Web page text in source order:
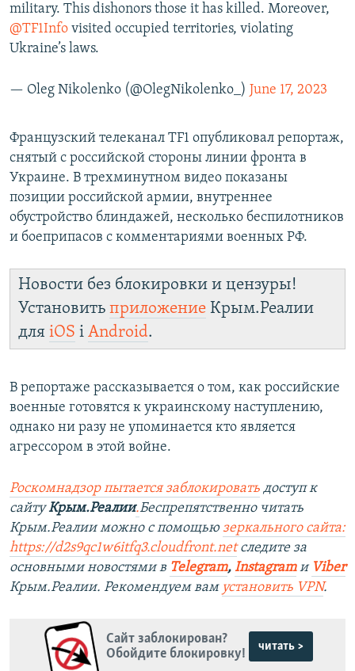
military. This dishonors those it has killed. Moreover,
@TF1Info visited occupied territories, violating
Ukraine’s laws.
— Oleg Nikolenko (@OlegNikolenko_) June 17, 2023
Французский телеканал TF1 опубликовал репортаж,
снятый с российской стороны линии фронта в
Украине. В трехминутном видео показаны
позиции российской армии, внутреннее
обустройство блиндажей, несколько беспилотников
и боеприпасов с комментариями военных РФ.
Новости без блокировки и цензуры!
Установить приложение Крым.Реалии
для iOS і Android.
В репортаже рассказывается о том, как российские
военные готовятся к украинскому наступлению,
однако ни разу не упоминается кто является
агрессором в этой войне.
Роскомнадзор пытается заблокировать доступ к
сайтуКрым.Реалии.Беспрепятственно читать
Крым.Реалии можно с помощью зеркального сайта:
https://d2s9qc1w6itfq3.cloudfront.net следите за
основными новостями в Telegram, Instagramи Viber
Крым.Реалии. Рекомендуем вам установить VPN.
Сайт заблокирован?
Обойдите блокировку!
читать >